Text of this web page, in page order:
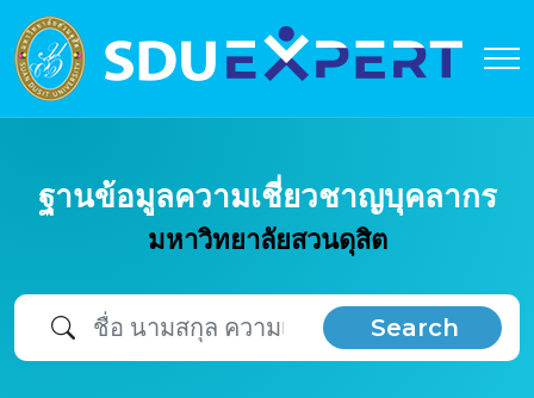
ฐานข้อมูลความเชี่ยวชาญบุคลากร
มหาวิทยาลัยสวนดุสิต
Search